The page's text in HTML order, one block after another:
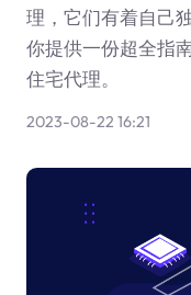
理，它们有着自己
你提供一份超全指
住宅代理。
2023-08-22 16:21